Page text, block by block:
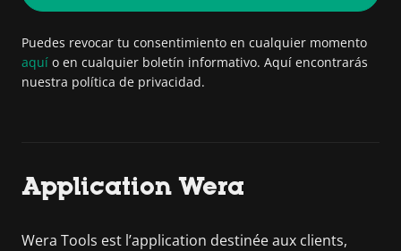
Puedes revocar tu consentimiento en cualquier momento
aquí o en cualquier boletín informativo. Aquí encontrarás
nuestra política de privacidad.
Application Wera
Wera Tools est l’application destinée aux clients,